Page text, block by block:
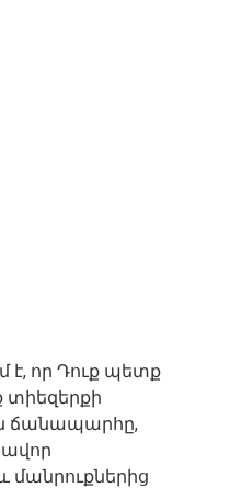
է, որ Դուք պետք
տիեզերքի
ճանապարհը,
մանրուքներից